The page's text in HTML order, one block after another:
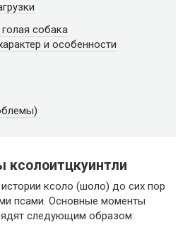
собака
и особенности
ксолоитцкуинтли
ксоло (шоло) до сих пор
псами. Основные моменты
следующим образом: